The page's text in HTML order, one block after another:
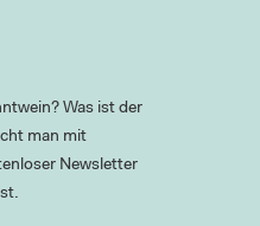
Was ist der
man mit
Newsletter